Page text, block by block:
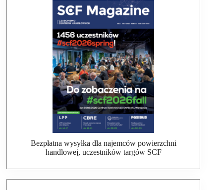
Bezpłatna wysyłka dla najemców powierzchni
handlowej, uczestników targów SCF